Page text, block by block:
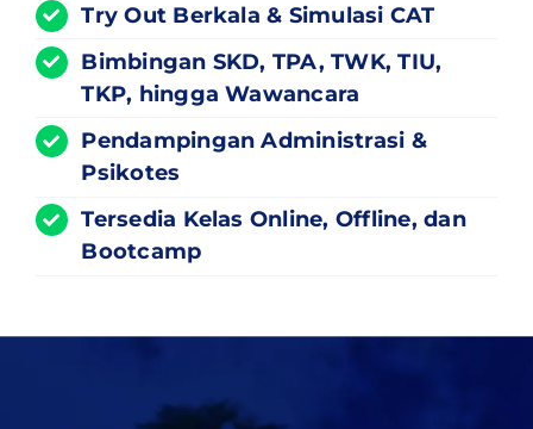
Try Out Berkala & Simulasi CAT
Bimbingan SKD, TPA, TWK, TIU,
TKP, hingga Wawancara
Pendampingan Administrasi &
Psikotes
Tersedia Kelas Online, Offline, dan
Bootcamp